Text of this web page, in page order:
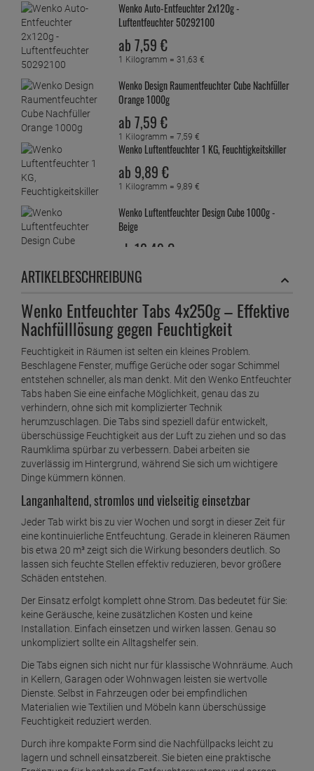
Wenko Auto-Entfeuchter 2x120g -
Luftentfeuchter 50292100
ab7,59 €
1 Kilogramm = 31,63 €
Wenko Design Raumentfeuchter Cube Nachfüller
Orange 1000g
ab7,59 €
1 Kilogramm =7,59 €
Wenko Luftentfeuchter 1 KG, Feuchtigkeitskiller
ab 9,89 €
1 Kilogramm =9,89 €
Wenko Luftentfeuchter Design Cube 1000g -
Beige
ab12, 49 €
Wenko Luftentfeuchter Design Cube 1000g -
ab12,49€
1 Stück = 12,49 €
Wenko Luftentfeuchter Design Cube 1000g -
Weiß
ab12,49€
1 Stück =12,49 €
Wenko Luftentfeuchter Design Cube 500g -
Beige
ab8,39 €
1 Stück =8, 39 €
Wenko Luftentfeuchter Design Cube 500g - Grau
ab 39 €
1 Stück = 8,39 €
Wenko Luftentfeuchter Design Cube 500g - Weiß
ab8,39€
1 Stück =8,39 €
Wenko Luftentfeuchter Design Cube Nachfüller
500g
ab4,89 €
1 Kilogramm = 9,78 €
Wenko Luftentfeuchter Design Cube Nachfüller
Orange 500g
ab5,79€
1 Kilogramm = 11,58 €
Rosa
ARTIKELBESCHREIBUNG
Wenko Entfeuchter Tabs 4x250g – Effektive
Nachfülllösung gegen Feuchtigkeit
Feuchtigkeit in Räumen ist selten ein kleines Problem.
Beschlagene Fenster, muffige Gerüche oder sogar Schimmel
entstehen schneller, als man denkt. Mit den Wenko Entfeuchter
Tabs haben Sie eine einfache Möglichkeit, genau das zu
verhindern, ohne sich mit komplizierter Technik
herumzuschlagen. Die Tabs sind speziell dafür entwickelt,
überschüssige Feuchtigkeit aus der Luft zu ziehen und so das
Raumklima spürbar zu verbessern. Dabei arbeiten sie
zuverlässig im Hintergrund, während Sie sich um wichtigere
Dinge kümmern können.
Langanhaltend, stromlos und vielseitig einsetzbar
Jeder Tab wirkt bis zu vier Wochen und sorgt in dieser Zeit für
eine kontinuierliche Entfeuchtung. Gerade in kleineren Räumen
bis etwa 20 m³ zeigt sich die Wirkung besonders deutlich. So
lassen sich feuchte Stellen effektiv reduzieren, bevor größere
Schäden entstehen.
Der Einsatz erfolgt komplett ohne Strom. Das bedeutet für Sie:
keine Geräusche, keine zusätzlichen Kosten und keine
Installation. Einfach einsetzen und wirken lassen. Genau so
unkompliziert sollte ein Alltagshelfer sein.
Die Tabs eignen sich nicht nur für klassische Wohnräume. Auch
in Kellern, Garagen oder Wohnwagen leisten sie wertvolle
Dienste. Selbst in Fahrzeugen oder bei empfindlichen
Materialien wie Textilien und Möbeln kann überschüssige
Feuchtigkeit reduziert werden.
Durch ihre kompakte Form sind die Nachfüllpacks leicht zu
lagern und schnell einsatzbereit. Sie bieten eine praktische